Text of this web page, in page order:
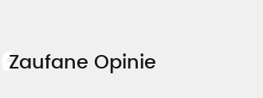
Zaufane Opinie